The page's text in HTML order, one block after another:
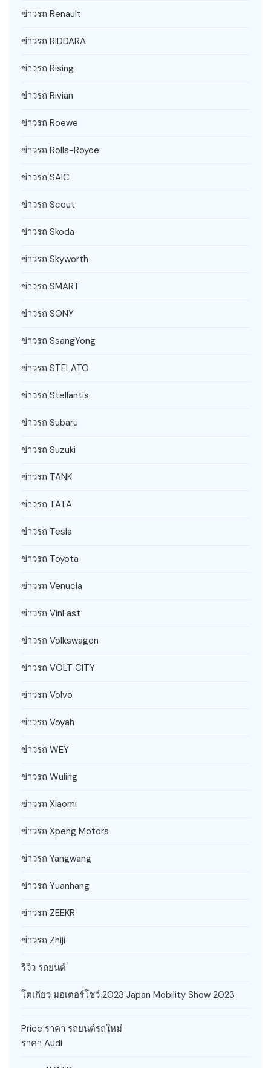
ข่าวรถ Renault
ข่าวรถ RIDDARA
ข่าวรถ Rising
ข่าวรถ Rivian
ข่าวรถ Roewe
ข่าวรถ Rolls-Royce
ข่าวรถ SAIC
ข่าวรถ Scout
ข่าวรถ Skoda
ข่าวรถ Skyworth
ข่าวรถ SMART
ข่าวรถ SONY
ข่าวรถ SsangYong
ข่าวรถ STELATO
ข่าวรถ Stellantis
ข่าวรถ Subaru
ข่าวรถ Suzuki
ข่าวรถ TANK
ข่าวรถ TATA
ข่าวรถ Tesla
ข่าวรถ Toyota
ข่าวรถ Venucia
ข่าวรถ VinFast
ข่าวรถ Volkswagen
ข่าวรถ VOLT CITY
ข่าวรถ Volvo
ข่าวรถ Voyah
ข่าวรถ WEY
ข่าวรถ Wuling
ข่าวรถ Xiaomi
ข่าวรถ Xpeng Motors
ข่าวรถ Yangwang
ข่าวรถ Yuanhang
ข่าวรถ ZEEKR
ข่าวรถ Zhiji
รีวิว รถยนต์
โตเกียว มอเตอร์โชว์ 2023 Japan Mobility Show 2023
Price ราคา รถยนต์รถใหม่
ราคา Audi